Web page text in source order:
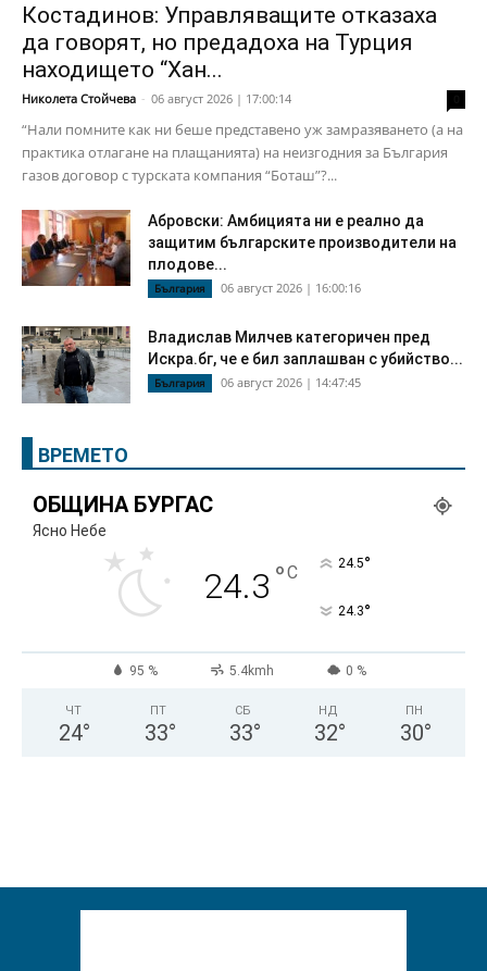
Костадинов: Управляващите отказаха
да говорят, но предадоха на Турция
находището “Хан...
Николета Стойчева - 06 август 2026 | 17:00:14
“Нали помните как ни беше представено уж замразяването (а на
практика отлагане на плащанията) на неизгодния за България
газов договор с турската компания “Боташ”?...
Абровски: Амбицията ни е реално да
защитим българските производители на
плодове...
България 06 август 2026 | 16:00:16
Владислав Милчев категоричен пред
Искра.бг, че е бил заплашван с убийство...
България 06 август 2026 | 14:47:45
ВРЕМЕТО
ОБЩИНА БУРГАС
Ясно Небе
24.3 °C 24.5°
24.3°
95 % 5.4kmh 0 %
ЧТ
24°
ПТ
33°
СБ
33°
НД
32°
ПН
30°